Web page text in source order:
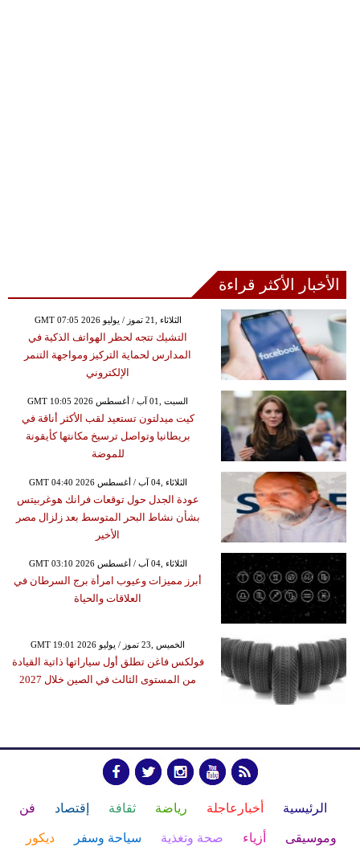
الأخبار الأكثر قراءة
GMT 07:05 2026 الثلاثاء ,21 تموز / يوليو
التشيك تتجه لحظر الهواتف الذكية في
المدارس لحماية التركيز ومواجهة التنمر
الإلكتروني
GMT 10:05 2026 السبت ,01 آب / أغسطس
كيت ميدلتون تستعيد لقب الأكثر أناقة في
بريطانيا وتواصل ترسيخ مكانتها كأيقونة
للموضة
GMT 04:40 2026 الثلاثاء ,04 آب / أغسطس
عودة الجدل حول توقعات فرانك هوغربيتس
بشأن نشاط البحر المتوسط بعد زلزال مصر
الأخير
GMT 03:10 2026 الثلاثاء ,04 آب / أغسطس
أبرز مميزات وعيوب امرأة برج السرطان في
العلاقات والحياة
GMT 19:01 2026 الخميس ,23 تموز / يوليو
فولكس فاغن تطلق أول سياراتها ذاتية القيادة
من المستوى الثالث في الصين خلال 2027
الرئيسية أخبارعاجلة رياضة ثقافة إقتصاد فن
وموسيقى أزياء صحة وتغذية سياحة وسفر ديكور